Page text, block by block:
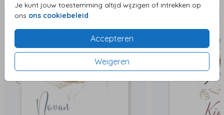
Je kunt jouw toestemming altijd wijzigen of intrekken op
ons ons cookiebeleid.
Accepteren
Weigeren